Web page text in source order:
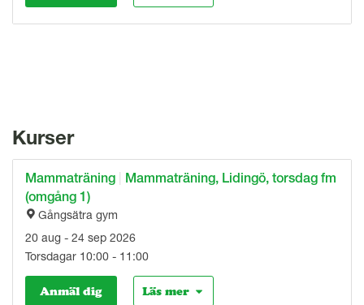
Kurser
Mammaträning
Mammaträning, Lidingö, torsdag fm
(omgång 1)
Gångsätra gym
20 aug - 24 sep 2026
Torsdagar 10:00 - 11:00
Anmäl dig Läs mer